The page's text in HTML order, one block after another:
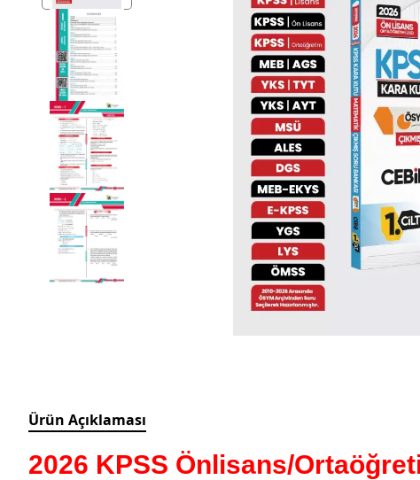
Ürün Açıklaması
2026 KPSS Önlisans/